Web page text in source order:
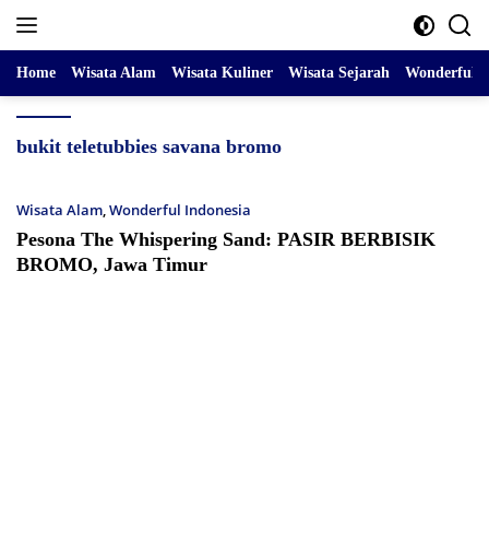
Home Wisata Alam Wisata Kuliner Wisata Sejarah Wonderful
bukit teletubbies savana bromo
Wisata Alam,Wonderful Indonesia
Pesona The Whispering Sand: PASIR BERBISIK
BROMO, Jawa Timur